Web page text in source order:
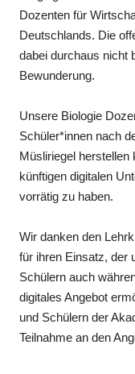
Dozenten für
Deutschlands. Die
dabei durchaus nicht
Bewunderung.
Unsere Biologie
Schüler*innen nach
Müsliriegel herstellen
künftigen digitalen
vorrätig zu haben.
Wir danken den
für ihren Einsatz, der
Schülern auch
digitales Angebot
und Schülern der
Teilnahme an den